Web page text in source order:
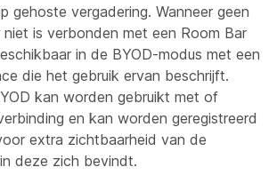
gehoste vergadering. Wanneer geen
is verbonden met een Room Bar
in de BYOD-modus met een
die het gebruik ervan beschrijft.
kan worden gebruikt met of
en kan worden geregistreerd
extra zichtbaarheid van de
deze zich bevindt.